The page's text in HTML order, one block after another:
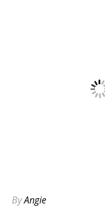
ByAngie